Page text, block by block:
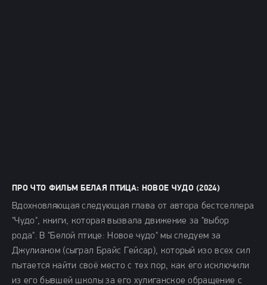
ПРО ЧТО ФИЛЬМ БЕЛАЯ ПТИЦА: НОВОЕ ЧУДО (2024)
Вдохновляющая следующая глава от автора бестселлера
"Чудо", книги, которая вызвала движение за "выбор
рода". В "Белой птице: Новое чудо" мы следуем за
Джулианом (сыграл Брайс Гейсар), который изо всех сил
пытается найти своё место с тех пор, как его исключили
из его бывшей школы за его хулиганское обращение с